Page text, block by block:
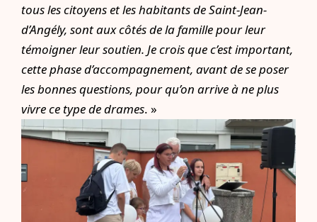
tous les citoyens et les habitants de Saint-Jean-
d’Angély, sont aux côtés de la famille pour leur
témoigner leur soutien. Je crois que c’est important,
cette phase d’accompagnement, avant de se poser
les bonnes questions, pour qu’on arrive à ne plus
vivre ce type de drames. »